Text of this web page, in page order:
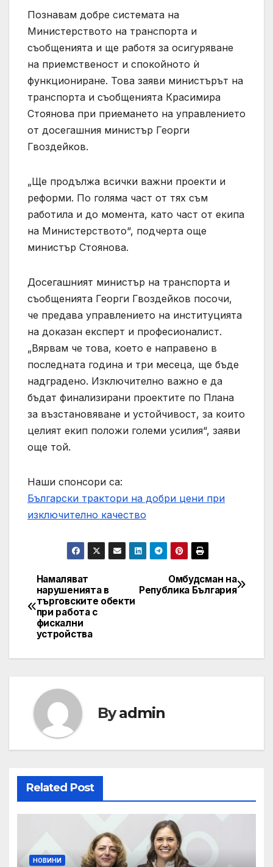
Познавам добре системата на
Министерството на транспорта и
съобщенията и ще работя за осигуряване
на приемственост и спокойното ѝ
функциониране. Това заяви министърът на
транспорта и съобщенията Красимира
Стоянова при приемането на управлението
от досегашния министър Георги
Гвоздейков.
„Ще продължа всички важни проекти и
реформи. По голяма част от тях съм
работила и до момента, като част от екипа
на Министерството“, подчерта още
министър Стоянова.
Досегашният министър на транспорта и
съобщенията Георги Гвоздейков посочи,
че предава управлението на институцията
на доказан експерт и професионалист.
„Вярвам че това, което е направено в
последната година и три месеца, ще бъде
надградено. Изключително важно е да
бъдат финализирани проектите по Плана
за възстановяване и устойчивост, за които
целият екип положи големи усилия“, заяви
още той.
Наши спонсори са:
Български трактори на добри цени при
изключително качество
Post
navigation
Омбудсман на
Република България
Намаляват
нарушенията в
търговските обекти
при работа с
фискални
устройства
Byadmin
Related Post
НОВИНИ